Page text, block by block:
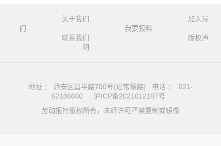
关于我们
加入我
们
我要报料
联系我们
版权声
明
地址 ： 静安区昌平路700号(近常德路) 电话 ： 021-
62186600
沪ICP备2021012107号
劳动报社版权所有，未经许可严禁复制或镜像